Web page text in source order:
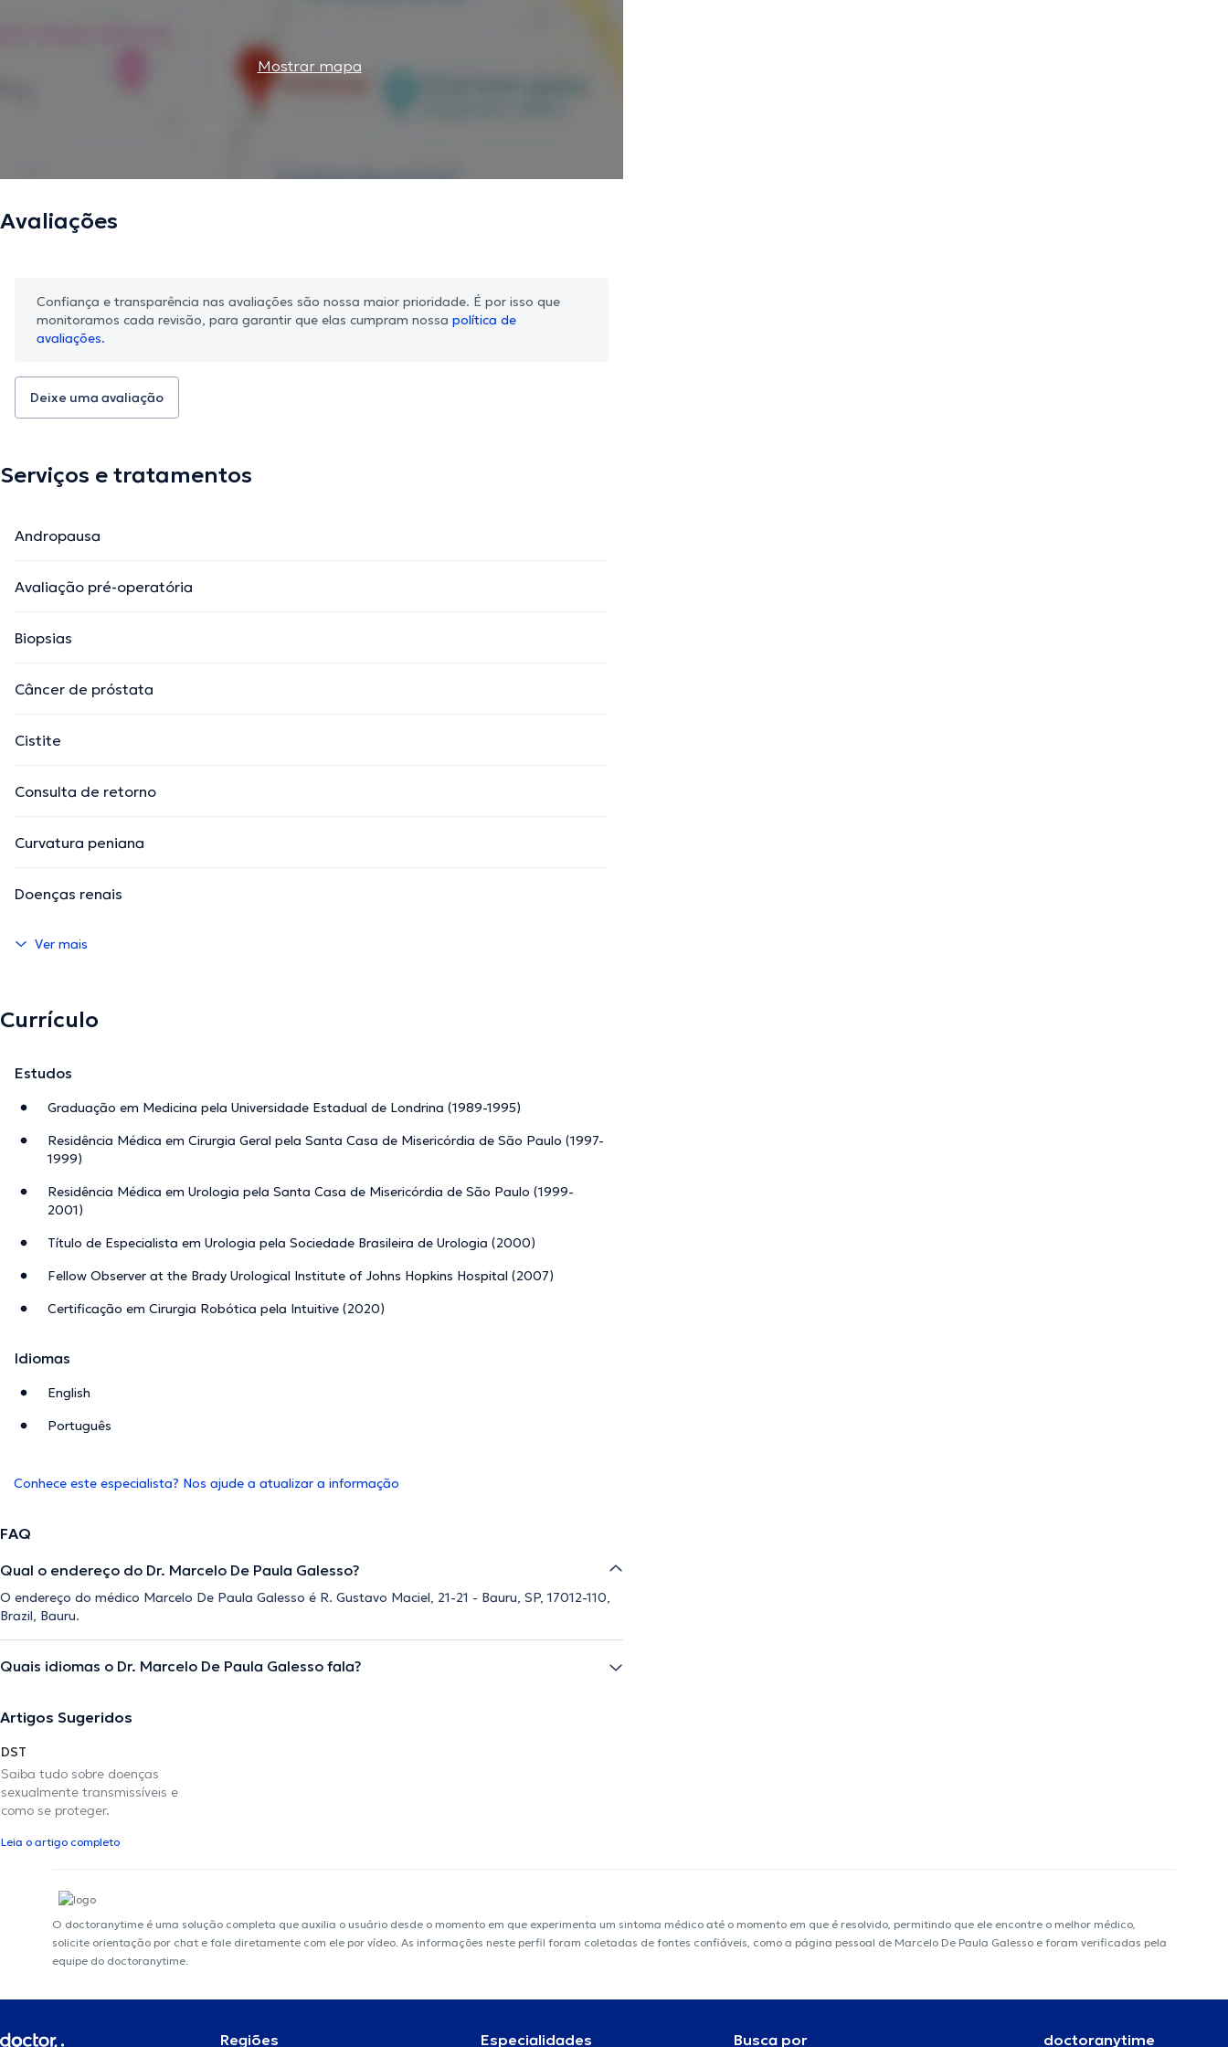
Mostrar mapa
Avaliações
Confiança e transparência nas avaliações são nossa maior prioridade. É por isso que
monitoramos cada revisão, para garantir que elas cumpram nossa política de
avaliações.
Deixe uma avaliação
Serviços e tratamentos
Andropausa
Avaliação pré-operatória
Biopsias
Câncer de próstata
Cistite
Consulta de retorno
Curvatura peniana
Doenças renais
Ver mais
Currículo
Estudos
Graduação em Medicina pela Universidade Estadual de Londrina (1989-1995)
Residência Médica em Cirurgia Geral pela Santa Casa de Misericórdia de São Paulo (1997-
1999)
Residência Médica em Urologia pela Santa Casa de Misericórdia de São Paulo (1999-
2001)
Título de Especialista em Urologia pela Sociedade Brasileira de Urologia (2000)
Fellow Observer at the Brady Urological Institute of Johns Hopkins Hospital (2007)
Certificação em Cirurgia Robótica pela Intuitive (2020)
Idiomas
English
Português
Conhece este especialista? Nos ajude a atualizar a informação
FAQ
Qual o endereço do Dr. Marcelo De Paula Galesso?
O endereço do médico Marcelo De Paula Galesso é R. Gustavo Maciel, 21-21 - Bauru, SP, 17012-110,
Brazil, Bauru.
Quais idiomas o Dr. Marcelo De Paula Galesso fala?
Artigos Sugeridos
DST
Saiba tudo sobre doenças
sexualmente transmissíveis e
como se proteger.
Leia o artigo completo
O doctoranytime é uma solução completa que auxilia o usuário desde o momento em que experimenta um sintoma médico até o momento em que é resolvido, permitindo que ele encontre o melhor médico,
solicite orientação por chat e fale diretamente com ele por vídeo. As informações neste perfil foram coletadas de fontes confiáveis, como a página pessoal de Marcelo De Paula Galesso e foram verificadas pela
equipe do doctoranytime.
Regiões Especialidades Busca por doctoranytime